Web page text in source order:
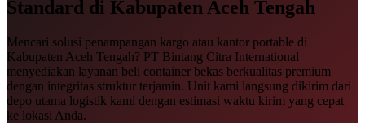
Standard di Kabupaten Aceh Tengah
Mencari solusi penampangan kargo atau kantor portable di
Kabupaten Aceh Tengah? PT Bintang Citra International
menyediakan layanan beli container bekas berkualitas premium
dengan integritas struktur terjamin. Unit kami langsung dikirim dari
depo utama logistik kami dengan estimasi waktu kirim yang cepat
ke lokasi Anda.